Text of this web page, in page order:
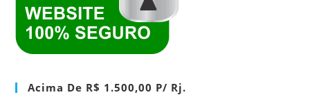
Acima De R$ 1.500,00 P/ Rj.